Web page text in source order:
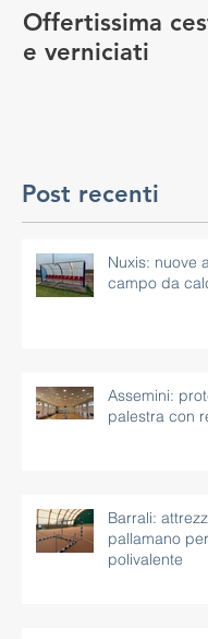
Offertissima
e verniciati
Post recenti
Nuxis: nuove
campo da
Assemini:
palestra con
Barrali:
pallamano
polivalente